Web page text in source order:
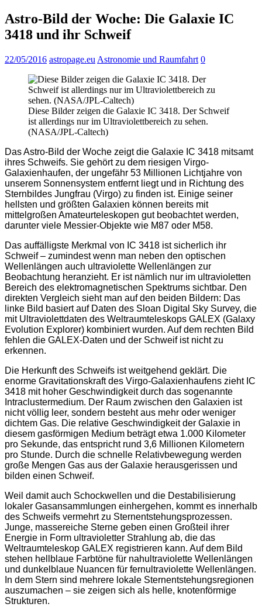
Astro-Bild der Woche: Die Galaxie IC
3418 und ihr Schweif
22/05/2016 astropage.eu Astronomie und Raumfahrt 0
Diese Bilder zeigen die Galaxie IC 3418. Der Schweif
ist allerdings nur im Ultraviolettbereich zu sehen.
(NASA/JPL-Caltech)
Das Astro-Bild der Woche zeigt die Galaxie IC 3418 mitsamt
ihres Schweifs. Sie gehört zu dem riesigen Virgo-
Galaxienhaufen, der ungefähr 53 Millionen Lichtjahre von
unserem Sonnensystem entfernt liegt und in Richtung des
Sternbildes Jungfrau (Virgo) zu finden ist. Einige seiner
hellsten und größten Galaxien können bereits mit
mittelgroßen Amateurteleskopen gut beobachtet werden,
darunter viele Messier-Objekte wie M87 oder M58.
Das auffälligste Merkmal von IC 3418 ist sicherlich ihr
Schweif – zumindest wenn man neben den optischen
Wellenlängen auch ultraviolette Wellenlängen zur
Beobachtung heranzieht. Er ist nämlich nur im ultravioletten
Bereich des elektromagnetischen Spektrums sichtbar. Den
direkten Vergleich sieht man auf den beiden Bildern: Das
linke Bild basiert auf Daten des Sloan Digital Sky Survey, die
mit Ultraviolettdaten des Weltraumteleskops GALEX (Galaxy
Evolution Explorer) kombiniert wurden. Auf dem rechten Bild
fehlen die GALEX-Daten und der Schweif ist nicht zu
erkennen.
Die Herkunft des Schweifs ist weitgehend geklärt. Die
enorme Gravitationskraft des Virgo-Galaxienhaufens zieht IC
3418 mit hoher Geschwindigkeit durch das sogenannte
Intraclustermedium. Der Raum zwischen den Galaxien ist
nicht völlig leer, sondern besteht aus mehr oder weniger
dichtem Gas. Die relative Geschwindigkeit der Galaxie in
diesem gasförmigen Medium beträgt etwa 1.000 Kilometer
pro Sekunde, das entspricht rund 3,6 Millionen Kilometern
pro Stunde. Durch die schnelle Relativbewegung werden
große Mengen Gas aus der Galaxie herausgerissen und
bilden einen Schweif.
Weil damit auch Schockwellen und die Destabilisierung
lokaler Gasansammlungen einhergehen, kommt es innerhalb
des Schweifs vermehrt zu Sternentstehungsprozessen.
Junge, massereiche Sterne geben einen Großteil ihrer
Energie in Form ultravioletter Strahlung ab, die das
Weltraumteleskop GALEX registrieren kann. Auf dem Bild
stehen hellblaue Farbtöne für nahultraviolette Wellenlängen
und dunkelblaue Nuancen für fernultraviolette Wellenlängen.
In dem Stern sind mehrere lokale Sternentstehungsregionen
auszumachen – sie zeigen sich als helle, knotenförmige
Strukturen.